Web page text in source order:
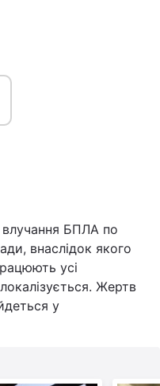
влучання БПЛА по
внаслідок якого
усі
Жертв
у